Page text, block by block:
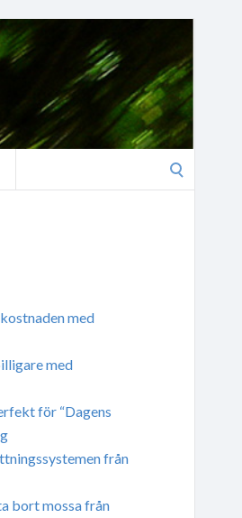
med
med
för “Dagens
från
bort mossa från